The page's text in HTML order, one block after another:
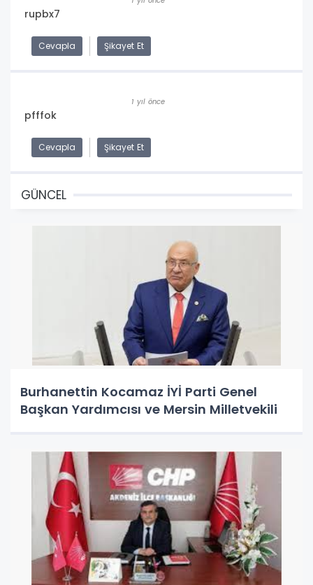
rupbx7
Cevapla Şikayet Et
1 yıl önce
pfffok
Cevapla Şikayet Et
GÜNCEL
Burhanettin Kocamaz İYİ Parti Genel
Başkan Yardımcısı ve Mersin Milletvekili